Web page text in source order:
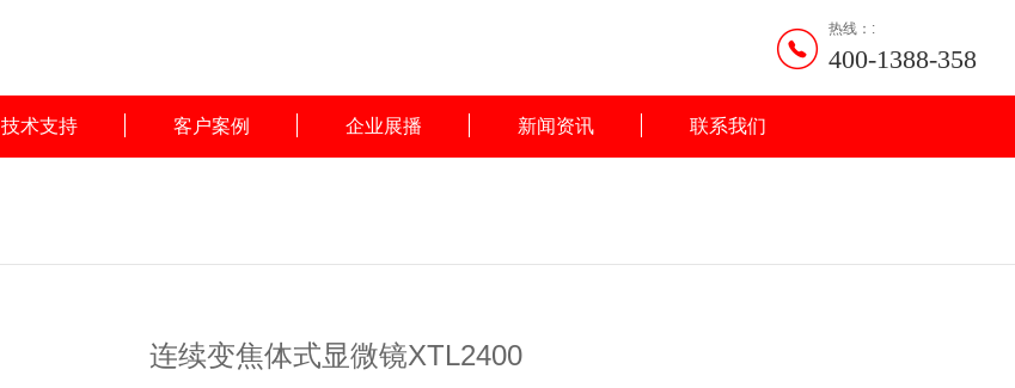
热线：:
400-1388-358
技术支持 客户案例 企业展播 新闻资讯 联系我们
连续变焦体式显微镜XTL2400